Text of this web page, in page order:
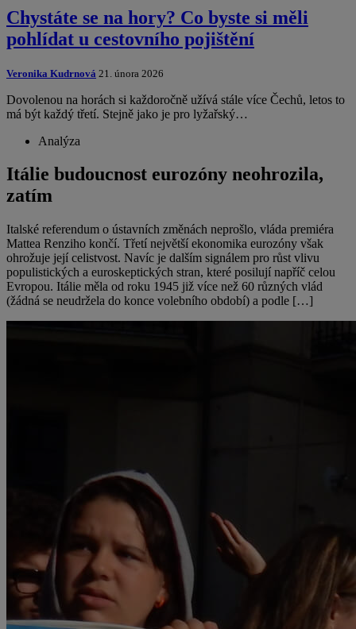
Chystáte se na hory? Co byste si měli
pohlídat u cestovního pojištění
Veronika Kudrnová 21. února 2026
Dovolenou na horách si každoročně užívá stále více Čechů, letos to
má být každý třetí. Stejně jako je pro lyžařský…
Analýza
Itálie budoucnost eurozóny neohrozila,
zatím
Italské referendum o ústavních změnách neprošlo, vláda premiéra
Mattea Renziho končí. Třetí největší ekonomika eurozóny však
ohrožuje její celistvost. Navíc je dalším signálem pro růst vlivu
populistických a euroskeptických stran, které posilují napříč celou
Evropou. Itálie měla od roku 1945 již více než 60 různých vlád
(žádná se neudržela do konce volebního období) a podle […]